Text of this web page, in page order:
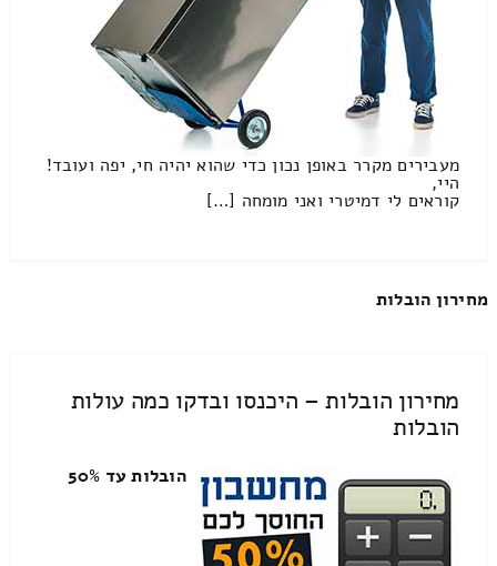
מעבירים מקרר באופן נכון כדי שהוא יהיה חי, יפה ועובד!
היי,
קוראים לי דמיטרי ואני מומחה […]
מחירון הובלות
מחירון הובלות – היכנסו ובדקו כמה עולות
הובלות
הובלות עד 50%